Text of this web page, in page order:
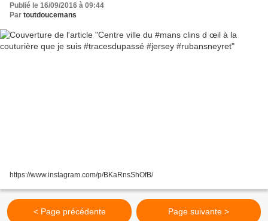
Publié le 16/09/2016 à 09:44
Par toutdoucemans
https://www.instagram.com/p/BKaRnsShOfB/
< Page précédente Page suivante >